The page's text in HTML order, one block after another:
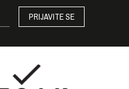
PRIJAVITE SE